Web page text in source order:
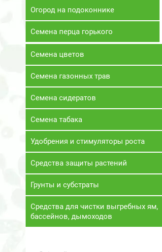
Огород на подоконнике
Семена перца горького
Семена цветов
Семена газонных трав
Семена сидератов
Семена табака
Удобрения и стимуляторы роста
Средства защиты растений
Грунты и субстраты
Средства для чистки выгребных ям,
бассейнов, дымоходов